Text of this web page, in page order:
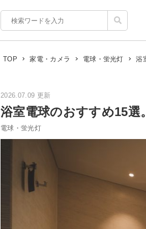
TOP 家電・カメラ 電球・蛍光灯 浴
2026.07.09 更新
浴室電球のおすすめ15
電球・蛍光灯